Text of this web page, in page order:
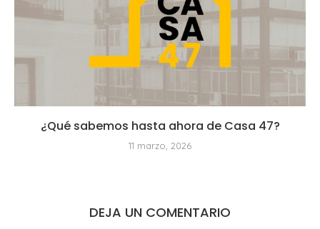
¿Qué sabemos hasta ahora de Casa 47?
11 marzo, 2026
DEJA UN COMENTARIO